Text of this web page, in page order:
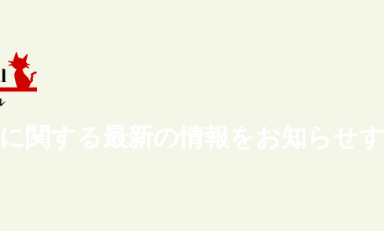
関する最新の情報をお知らせ